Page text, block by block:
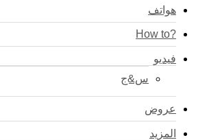
هواتف
?How to
فيديو
س&ج
عروض
المزيد